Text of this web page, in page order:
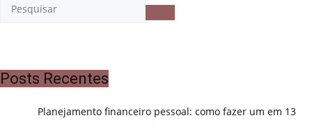
Posts Recentes
Planejamento financeiro pessoal: como fazer um em 13